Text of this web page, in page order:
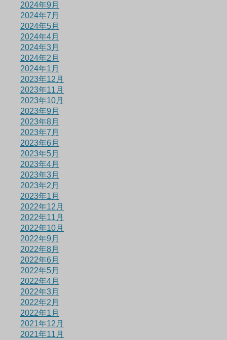
2024年9月
2024年7月
2024年5月
2024年4月
2024年3月
2024年2月
2024年1月
2023年12月
2023年11月
2023年10月
2023年9月
2023年8月
2023年7月
2023年6月
2023年5月
2023年4月
2023年3月
2023年2月
2023年1月
2022年12月
2022年11月
2022年10月
2022年9月
2022年8月
2022年6月
2022年5月
2022年4月
2022年3月
2022年2月
2022年1月
2021年12月
2021年11月